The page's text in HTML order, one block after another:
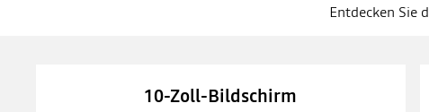
Entdecken Sie
10-Zoll-Bildschirm